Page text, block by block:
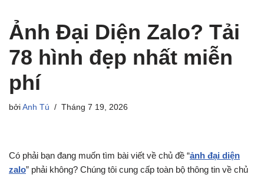
Ảnh Đại Diện Zalo? Tải
78 hình đẹp nhất miễn
phí
bởi Anh Tú Tháng 7 19, 2026
Có phải bạn đang muốn tìm bài viết về chủ đề “ảnh đại diện
zalo” phải không? Chúng tôi cung cấp toàn bộ thông tin về chủ